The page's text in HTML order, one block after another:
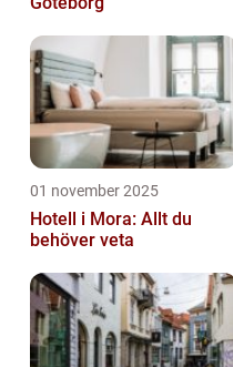
01 november 2025
Hotell i Mora: Allt du
behöver veta